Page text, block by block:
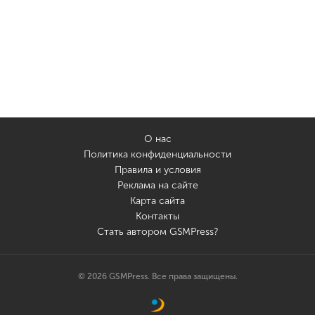
О нас
Политика конфиденциальности
Правила и условия
Реклама на сайте
Карта сайта
Контакты
Стать автором GSMPress?
© 2026 GSMPress. Все права защищены.